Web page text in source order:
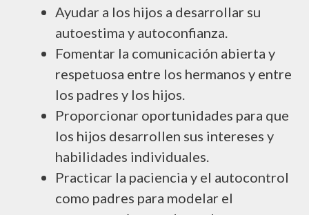
Ayudar a los hijos a desarrollar su
autoestima y autoconfianza.
Fomentar la comunicación abierta y
respetuosa entre los hermanos y entre
los padres y los hijos.
Proporcionar oportunidades para que
los hijos desarrollen sus intereses y
habilidades individuales.
Practicar la paciencia y el autocontrol
como padres para modelar el